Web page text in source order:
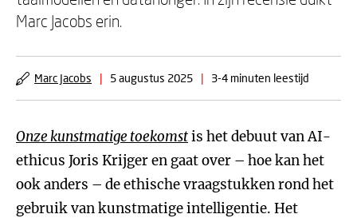
Marc Jacobs erin.
Marc Jacobs | 5 augustus 2025 | 3-4 minuten leestijd
Onze kunstmatige toekomstis het debuut van AI-
ethicus Joris Krijger en gaat over – hoe kan het
ook anders – de ethische vraagstukken rond het
gebruik van kunstmatige intelligentie. Het